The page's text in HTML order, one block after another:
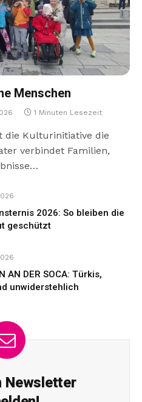
Menschen
1 Minuten Lesezeit
die Kulturinitiative die
verbindet Familien,
2026: So bleiben die
geschützt
AN DER SOCA: Türkis,
unwiderstehlich